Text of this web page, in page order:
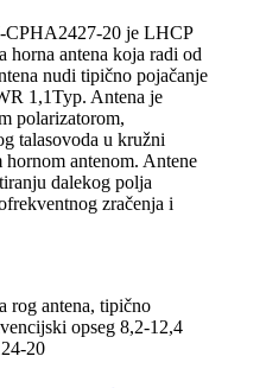
20 je LHCP
horna antena koja radi od
nudi tipično pojačanje
1,1Typ. Antena je
polarizatorom,
talasovoda u kružni
antenom. Antene
dalekog polja
zračenja i